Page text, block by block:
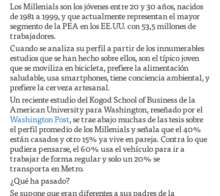
Los Millenials son los jóvenes entre 20 y 30 años, nacidos
de 1981 a 1999, y que actualmente representan el mayor
segmento de la PEA en los EE.UU. con 53,5 millones de
trabajadores.
Cuando se analiza su perfil a partir de los innumerables
estudios que se han hecho sobre ellos, son el típico joven
que se moviliza en bicicleta, prefiere la alimentación
saludable, usa smartphones, tiene conciencia ambiental, y
prefiere la cerveza artesanal.
Un reciente estudio del Kogod School of Business de la
American University para Washington, reseñado por el
Washington Post, se trae abajo muchas de las tesis sobre
el perfil promedio de los Millenials y señala que el 40%
están casados y otro 15% ya vive en pareja. Contra lo que
pudiera pensarse, el 60% usa el vehículo para ir a
trabajar de forma regular y solo un 20% se
transporta en Metro.
¿Qué ha pasado?
Se supone que eran diferentes a sus padres de la